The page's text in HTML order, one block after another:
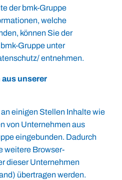
der bmk-Gruppe
welche
können Sie der
Gruppe unter
entnehmen.
unserer
einigen Stellen Inhalte wie
von Unternehmen aus
eingebunden. Dadurch
weitere Browser-
dieser Unternehmen
übertragen werden.